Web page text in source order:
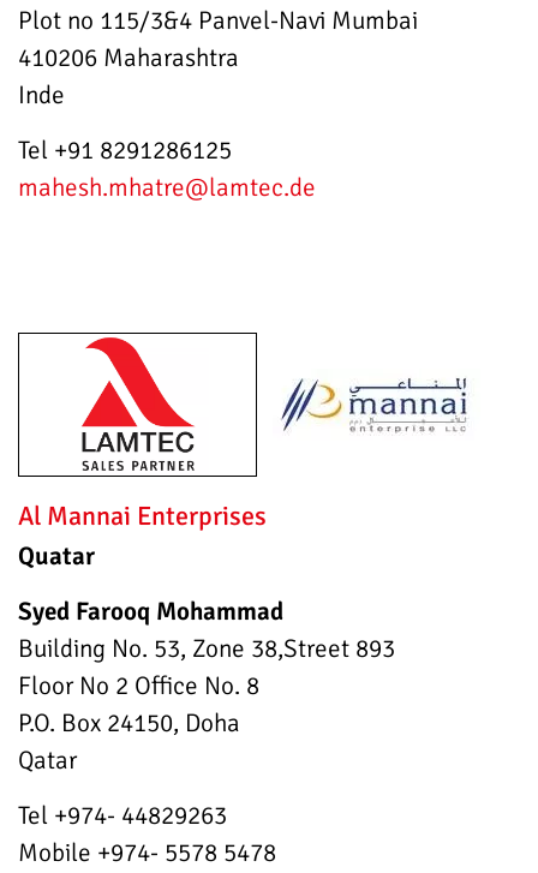
Plot no 115/3&4 Panvel-Navi Mumbai
410206 Maharashtra
Inde
Tel +91 8291286125
mahesh.mhatre@lamtec.de
Al Mannai Enterprises
Quatar
Syed Farooq Mohammad
Building No. 53, Zone 38,Street 893
Floor No 2 Office No. 8
P.O. Box 24150, Doha
Qatar
Tel +974- 44829263
Mobile +974- 5578 5478